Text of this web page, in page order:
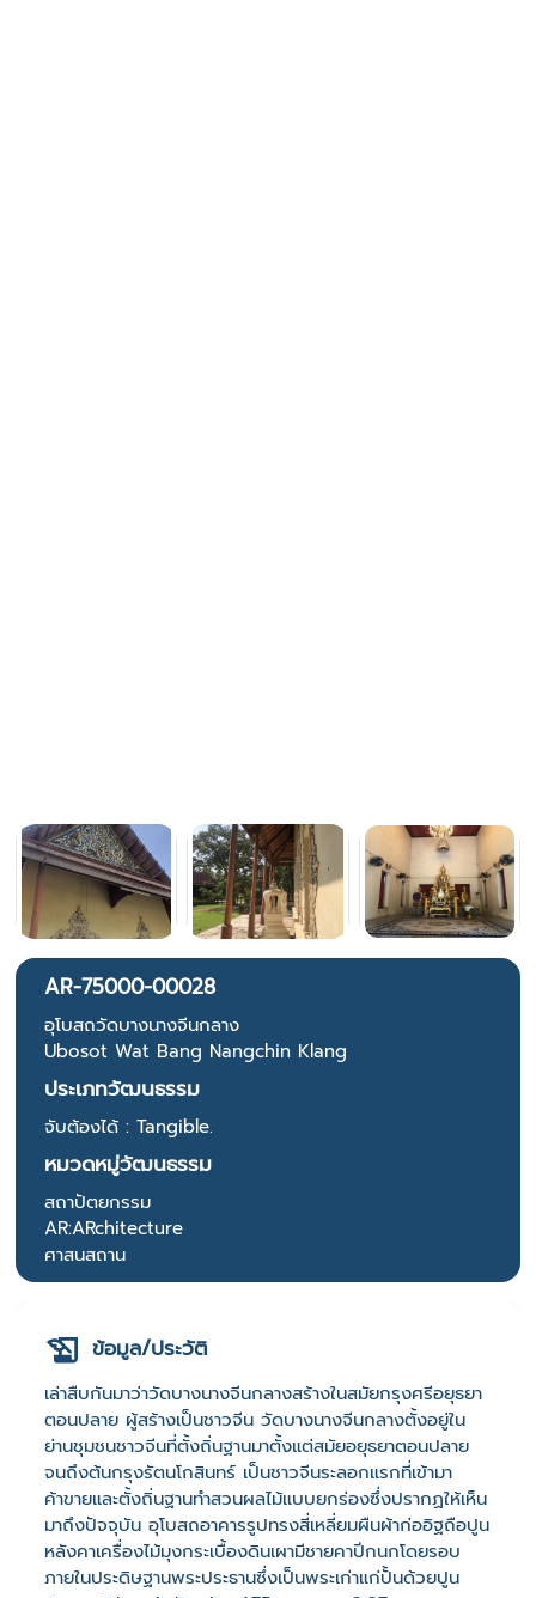
AR-75000-00028
อุโบสถวัดบางนางจีนกลาง
Ubosot Wat Bang Nangchin Klang
ประเภทวัฒนธรรม
จับต้องได้ : Tangible.
หมวดหมู่วัฒนธรรม
สถาปัตยกรรม
AR:ARchitecture
ศาสนสถาน
ข้อมูล/ประวัติ
เล่าสืบกันมาว่าวัดบางนางจีนกลางสร้างในสมัยกรุงศรีอยุธยา
ตอนปลาย ผู้สร้างเป็นชาวจีน วัดบางนางจีนกลางตั้งอยู่ใน
ย่านชุมชนชาวจีนที่ตั้งถิ่นฐานมาตั้งแต่สมัยอยุธยาตอนปลาย
จนถึงต้นกรุงรัตนโกสินทร์ เป็นชาวจีนระลอกแรกที่เข้ามา
ค้าขายและตั้งถิ่นฐานทำสวนผลไม้แบบยกร่องซึ่งปรากฏให้เห็น
มาถึงปัจจุบัน อุโบสถอาคารรูปทรงสี่เหลี่ยมผืนผ้าก่ออิฐถือปูน
หลังคาเครื่องไม้มุงกระเบื้องดินเผามีชายคาปีกนกโดยรอบ
ภายในประดิษฐานพระประธานซึ่งเป็นพระเก่าแก่ปั้นด้วยปูน